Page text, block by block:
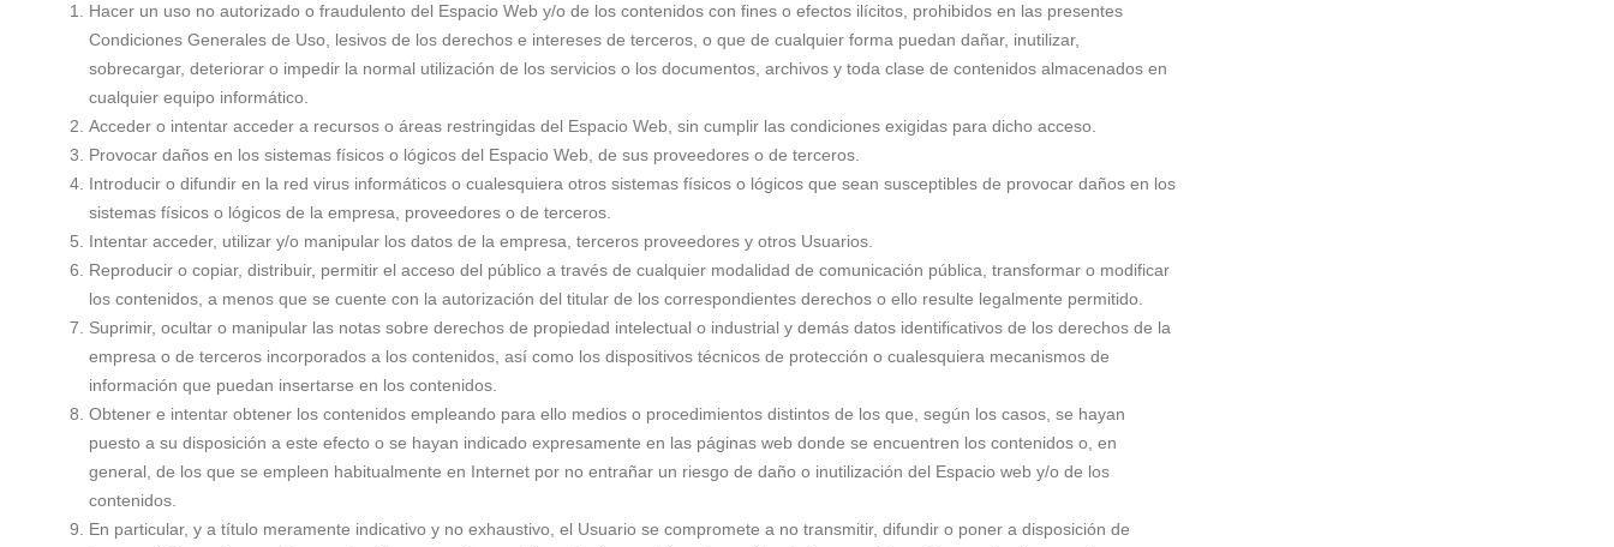
Hacer un uso no autorizado o fraudulento del Espacio Web y/o de los contenidos con fines o efectos ilícitos, prohibidos en las presentes
Condiciones Generales de Uso, lesivos de los derechos e intereses de terceros, o que de cualquier forma puedan dañar, inutilizar,
sobrecargar, deteriorar o impedir la normal utilización de los servicios o los documentos, archivos y toda clase de contenidos almacenados en
cualquier equipo informático.
Acceder o intentar acceder a recursos o áreas restringidas del Espacio Web, sin cumplir las condiciones exigidas para dicho acceso.
Provocar daños en los sistemas físicos o lógicos del Espacio Web, de sus proveedores o de terceros.
Introducir o difundir en la red virus informáticos o cualesquiera otros sistemas físicos o lógicos que sean susceptibles de provocar daños en los
sistemas físicos o lógicos de la empresa, proveedores o de terceros.
Intentar acceder, utilizar y/o manipular los datos de la empresa, terceros proveedores y otros Usuarios.
Reproducir o copiar, distribuir, permitir el acceso del público a través de cualquier modalidad de comunicación pública, transformar o modificar
los contenidos, a menos que se cuente con la autorización del titular de los correspondientes derechos o ello resulte legalmente permitido.
Suprimir, ocultar o manipular las notas sobre derechos de propiedad intelectual o industrial y demás datos identificativos de los derechos de la
empresa o de terceros incorporados a los contenidos, así como los dispositivos técnicos de protección o cualesquiera mecanismos de
información que puedan insertarse en los contenidos.
Obtener e intentar obtener los contenidos empleando para ello medios o procedimientos distintos de los que, según los casos, se hayan
puesto a su disposición a este efecto o se hayan indicado expresamente en las páginas web donde se encuentren los contenidos o, en
general, de los que se empleen habitualmente en Internet por no entrañar un riesgo de daño o inutilización del Espacio web y/o de los
contenidos.
En particular, y a título meramente indicativo y no exhaustivo, el Usuario se compromete a no transmitir, difundir o poner a disposición de